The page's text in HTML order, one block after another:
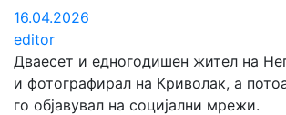
16.04.2026
editor
Дваесет и едногодишен жител на
и фотографирал на Криволак, а
го објавувал на социјални мрежи.